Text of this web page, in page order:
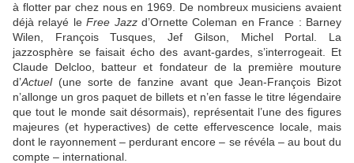
à flotter par chez nous en 1969. De nombreux musiciens avaient
déjà relayé leFree Jazzd’Ornette Coleman en France : Barney
Wilen, François Tusques, Jef Gilson, Michel Portal. La
jazzosphère se faisait écho des avant-gardes, s’interrogeait. Et
Claude Delcloo, batteur et fondateur de la première mouture
d’Actuel(une sorte de fanzine avant que Jean-François Bizot
n’allonge un gros paquet de billets et n’en fasse le titre légendaire
que tout le monde sait désormais), représentait l’une des figures
majeures (et hyperactives) de cette effervescence locale, mais
dont le rayonnement – perdurant encore – se révéla – au bout du
compte – international.